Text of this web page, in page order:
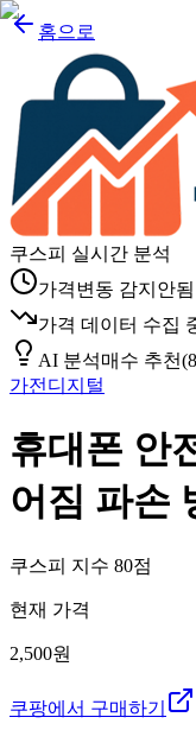
홈으로
쿠스피 실시간 분석
가격변동 감지안됨
가격 데이터 수집
AI 분석매수 추천(
가전디지털
휴대폰 안
어짐 파손
쿠스피 지수 80점
현재 가격
2,500원
쿠팡에서 구매하기